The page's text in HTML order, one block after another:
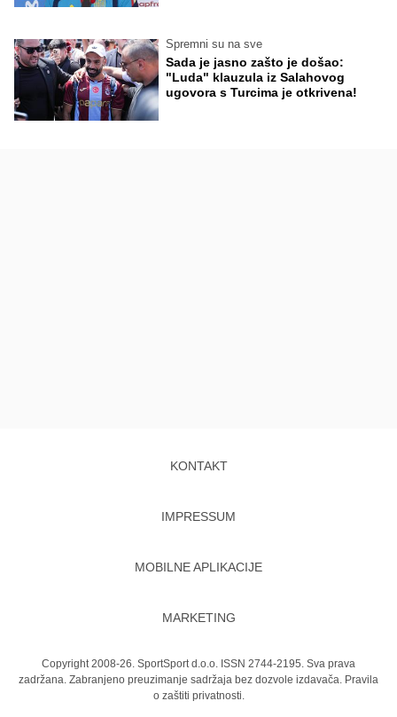
Spremni su na sve
Sada je jasno zašto je došao:
"Luda" klauzula iz Salahovog
ugovora s Turcima je otkrivena!
KONTAKT
IMPRESSUM
MOBILNE APLIKACIJE
MARKETING
Copyright 2008-26. SportSport d.o.o. ISSN 2744-2195. Sva prava
zadržana. Zabranjeno preuzimanje sadržaja bez dozvole izdavača. Pravila
o zaštiti privatnosti.